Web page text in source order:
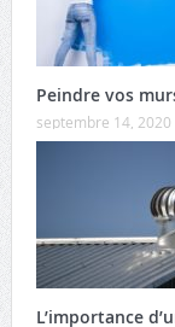
Peindre vos
septembre 14, 2020
L’importance